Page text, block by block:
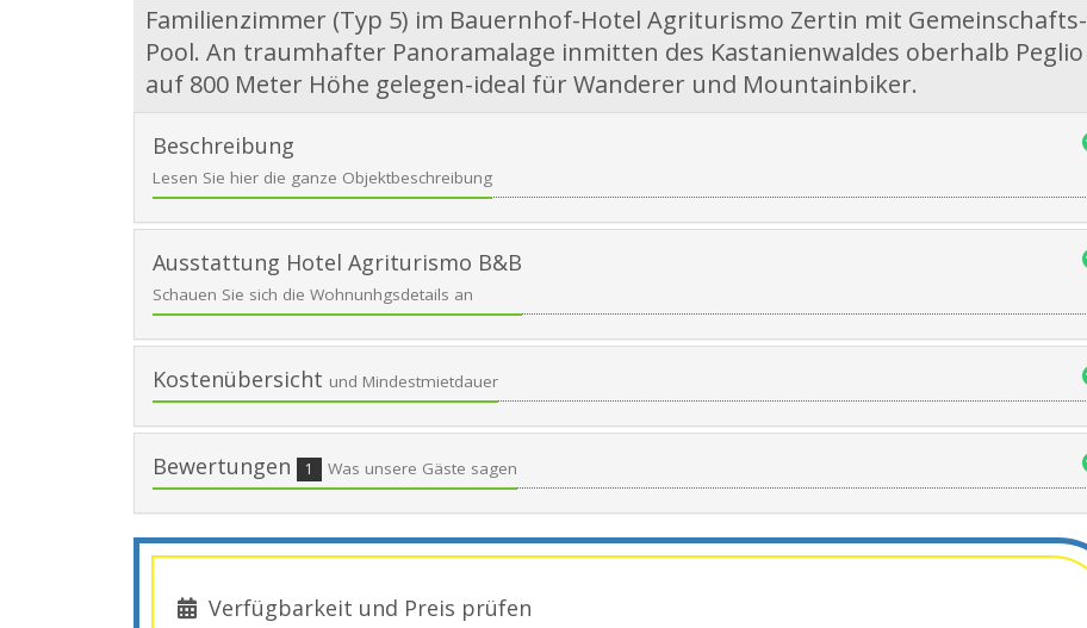
Familienzimmer (Typ 5) im Bauernhof-Hotel Agriturismo Zertin mit Gemeinschafts-
Pool. An traumhafter Panoramalage inmitten des Kastanienwaldes oberhalb Peglio
auf 800 Meter Höhe gelegen-ideal für Wanderer und Mountainbiker.
Beschreibung
Lesen Sie hier die ganze Objektbeschreibung
Ausstattung Hotel Agriturismo B&B
Schauen Sie sich die Wohnunhgsdetails an
Kostenübersicht und Mindestmietdauer
Bewertungen 1 Was unsere Gäste sagen
Verfügbarkeit und Preis prüfen